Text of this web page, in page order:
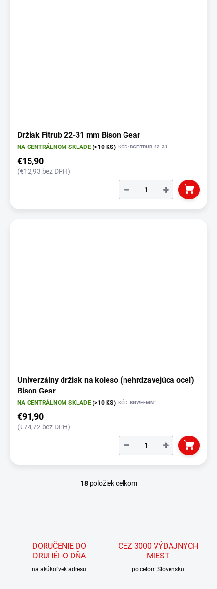
Držiak Fitrub 22-31 mm Bison Gear
NA CENTRÁLNOM SKLADE(>10 KS) KÓD:BGFITRUB-22-31
€15,90
(€12,93 bez DPH)
+
−
Univerzálny držiak na koleso (nehrdzavejúca oceľ)
Bison Gear
NA CENTRÁLNOM SKLADE(>10 KS) KÓD: BGWH-MNT
€91,90
(€74,72 bez DPH)
+
−
O
18položiek celkom
DORUČENIE DO
DRUHÉHO DŇA
na akúkoľvek adresu
CEZ 3000 VÝDAJNÝCH
MIEST
po celom Slovensku